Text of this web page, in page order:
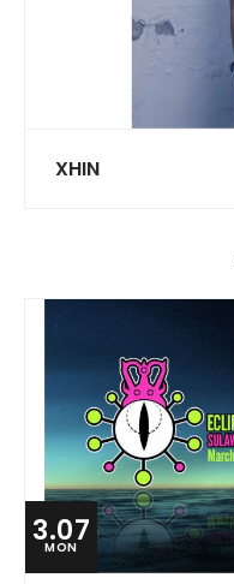
XHIN
3.07
MON